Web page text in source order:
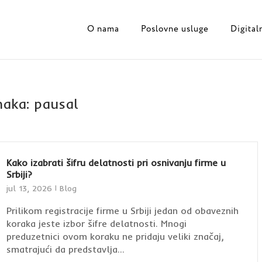
O nama Poslovne usluge
pausal
Kako izabrati šifru delatnosti pri osnivanju firme u
Srbiji?
jul 13, 2026 Blog
Prilikom registracije firme u Srbiji jedan od obaveznih
koraka jeste izbor šifre delatnosti. Mnogi
preduzetnici ovom koraku ne pridaju veliki značaj,
smatrajući da predstavlja...